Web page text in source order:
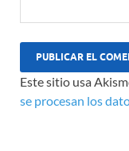
Este sitio usa
se procesan los